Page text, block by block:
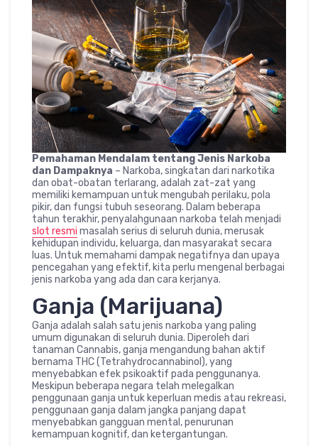
Pemahaman Mendalam tentang Jenis Narkoba
dan Dampaknya – Narkoba, singkatan dari narkotika
dan obat-obatan terlarang, adalah zat-zat yang
memiliki kemampuan untuk mengubah perilaku, pola
pikir, dan fungsi tubuh seseorang. Dalam beberapa
tahun terakhir, penyalahgunaan narkoba telah menjadi
slot resmi masalah serius di seluruh dunia, merusak
kehidupan individu, keluarga, dan masyarakat secara
luas. Untuk memahami dampak negatifnya dan upaya
pencegahan yang efektif, kita perlu mengenal berbagai
jenis narkoba yang ada dan cara kerjanya.
Ganja (Marijuana)
Ganja adalah salah satu jenis narkoba yang paling
umum digunakan di seluruh dunia. Diperoleh dari
tanaman Cannabis, ganja mengandung bahan aktif
bernama THC (Tetrahydrocannabinol), yang
menyebabkan efek psikoaktif pada penggunanya.
Meskipun beberapa negara telah melegalkan
penggunaan ganja untuk keperluan medis atau rekreasi,
penggunaan ganja dalam jangka panjang dapat
menyebabkan gangguan mental, penurunan
kemampuan kognitif, dan ketergantungan.